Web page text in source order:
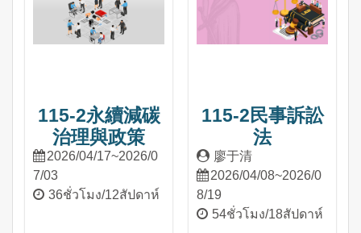
115-2永續減碳
治理與政策
2026/04/17~2026/0
7/03
36ชั่วโมง/12สัปดาห์
115-2民事訴訟
法
廖于清
2026/04/08~2026/0
8/19
54ชั่วโมง/18สัปดาห์